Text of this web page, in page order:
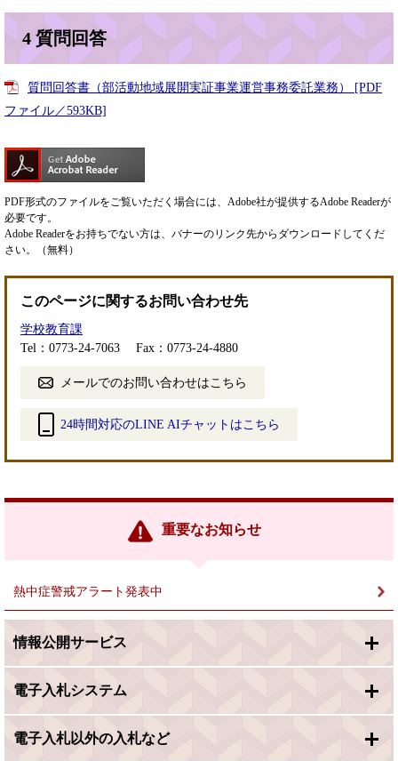
4 質問回答
質問回答書（部活動地域展開実証事業運営事務委託業務） [PDF
ファイル／593KB]
PDF形式のファイルをご覧いただく場合には、Adobe社が提供するAdobe Readerが
必要です。
Adobe Readerをお持ちでない方は、バナーのリンク先からダウンロードしてくだ
さい。（無料）
このページに関するお問い合わせ先
学校教育課
Tel：0773-24-7063
Fax：0773-24-4880
メールでのお問い合わせはこちら
24時間対応のLINE AIチャットはこちら
リ
重要なお知らせ
熱中症警戒アラート発表中
情報公開サービス
電子入札システム
電子入札以外の入札など